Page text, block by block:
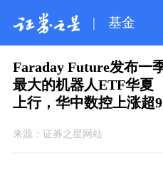
| 基金
Faraday Future发布一
最大的机器人ETF华夏
上行，华中数控上涨超
来源： 证券之星网站